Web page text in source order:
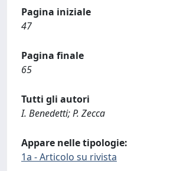
Pagina iniziale
47
Pagina finale
65
Tutti gli autori
I. Benedetti; P. Zecca
Appare nelle tipologie:
1a - Articolo su rivista